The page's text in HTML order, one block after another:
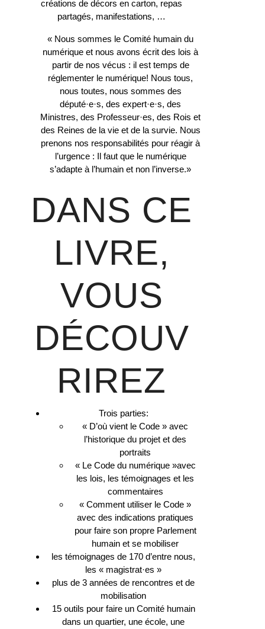
créations de décors en carton, repas
partagés, manifestations, …
« Nous sommes le Comité humain du
numérique et nous avons écrit des lois à
partir de nos vécus : il est temps de
réglementer le numérique! Nous tous,
nous toutes, nous sommes des
député·e·s, des expert·e·s, des
Ministres, des Professeur·es, des Rois et
des Reines de la vie et de la survie. Nous
prenons nos responsabilités pour réagir à
l’urgence : Il faut que le numérique
s’adapte à l’humain et non l’inverse.»
DANS CE
LIVRE,
VOUS
DÉCOUV
RIREZ
Trois parties:
« D’où vient le Code » avec
l’historique du projet et des
portraits
« Le Code du numérique »avec
les lois, les témoignages et les
commentaires
« Comment utiliser le Code »
avec des indications pratiques
pour faire son propre Parlement
humain et se mobiliser
les témoignages de 170 d’entre nous,
les « magistrat·es »
plus de 3 années de rencontres et de
mobilisation
15 outils pour faire un Comité humain
dans un quartier, une école, une